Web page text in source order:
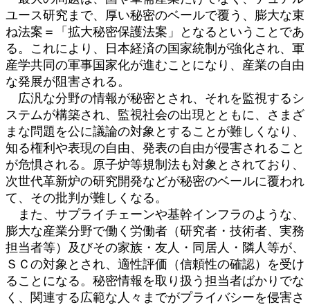
ユース研究まで、厚い秘密のベールで覆う、膨大な束
ね法案＝「拡大秘密保護法案」となるということであ
る。これにより、日本経済の国家統制が強化され、軍
産学共同の軍事国家化が進むことになり、産業の自由
な発展が阻害される。
広汎な分野の情報が秘密とされ、それを監視するシ
ステムが構築され、監視社会の出現とともに、さまざ
まな問題を公に議論の対象とすることが難しくなり、
知る権利や表現の自由、発表の自由が侵害されること
が危惧される。原子炉等規制法も対象とされており、
次世代革新炉の研究開発などが秘密のベールに覆われ
て、その批判が難しくなる。
また、サプライチェーンや基幹インフラのような、
膨大な産業分野で働く労働者（研究者・技術者、実務
担当者等）及びその家族・友人・同居人・隣人等が、
ＳＣの対象とされ、適性評価（信頼性の確認）を受け
ることになる。秘密情報を取り扱う担当者ばかりでな
く、関連する広範な人々までがプライバシーを侵害さ